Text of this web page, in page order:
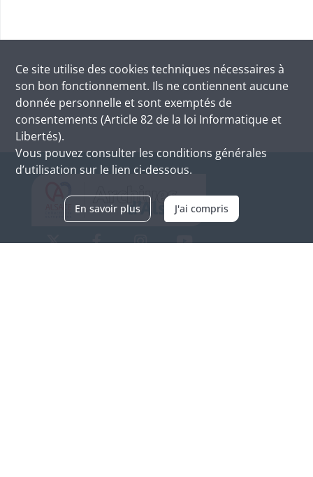
Ce site utilise des cookies techniques nécessaires à
son bon fonctionnement. Ils ne contiennent aucune
donnée personnelle et sont exemptés de
consentements (Article 82 de la loi Informatique et
Libertés).
Vous pouvez consulter les conditions générales
d’utilisation sur le lien ci-dessous.
En savoir plus J'ai compris